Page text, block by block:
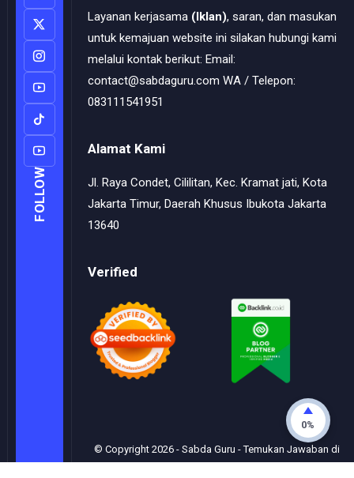
FOLLOW
Layanan kerjasama (Iklan), saran, dan masukan
untuk kemajuan website ini silakan hubungi kami
melalui kontak berikut: Email:
contact@sabdaguru.com WA / Telepon:
083111541951
Alamat Kami
Jl. Raya Condet, Cililitan, Kec. Kramat jati, Kota
Jakarta Timur, Daerah Khusus Ibukota Jakarta
13640
Verified
© Copyright2026 -Sabda Guru - Temukan Jawaban di
0%